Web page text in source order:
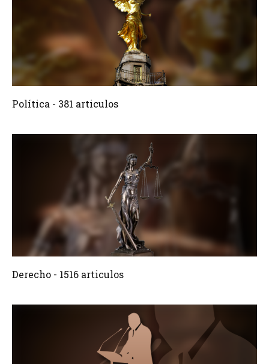
381 Articulos
Política - 381 articulos
Crear 1516 Articulos
Derecho - 1516 articulos